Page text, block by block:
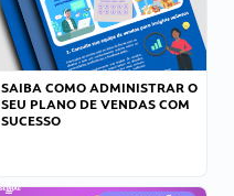
SAIBA COMO ADMINISTRAR O
SEU PLANO DE VENDAS COM
SUCESSO